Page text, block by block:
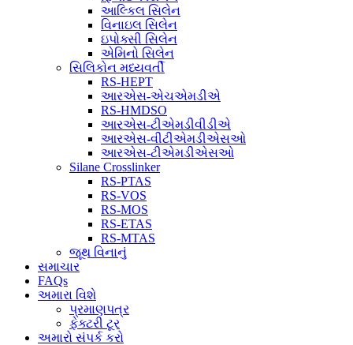
આલ્કિલ સિલેન
વિનાઇલ સિલેન
ઇપોક્સી સિલેન
એમિનો સિલેન
સિલિકોન મધ્યવર્તી
RS-HEPT
આરએસ-એચએમડીએ
RS-HMDSO
આરએસ-ટીએમડીવીડીએ
આરએસ-વીટીએમડીએસઓ
આરએસ-ટીએમડીએસઓ
Silane Crosslinker
RS-PTAS
RS-VOS
RS-MOS
RS-ETAS
RS-MTAS
જૂથ વિનાનું
સમાચાર
FAQs
અમારા વિશે
પ્રમાણપત્ર
ફેક્ટરી ટૂર
અમારો સંપર્ક કરો